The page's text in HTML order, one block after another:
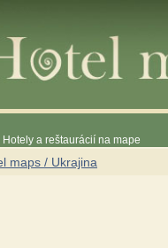
Hotely a reštaurácií na mape
maps / Ukrajina